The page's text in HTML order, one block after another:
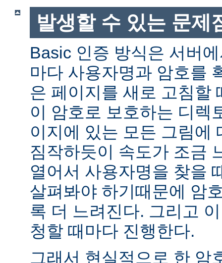
발생할 수 있는 문제
Basic 인증 방식은 서버
마다 사용자명과 암호를
은 페이지를 새로 고침할
이 암호로 보호하는 디렉
이지에 있는 모든 그림에
짐작하듯이 속도가 조금
열어서 사용자명을 찾을
살펴봐야 하기때문에 암
록 더 느려진다. 그리고
청할 때마다 진행한다.
그래서 현실적으로 한 암